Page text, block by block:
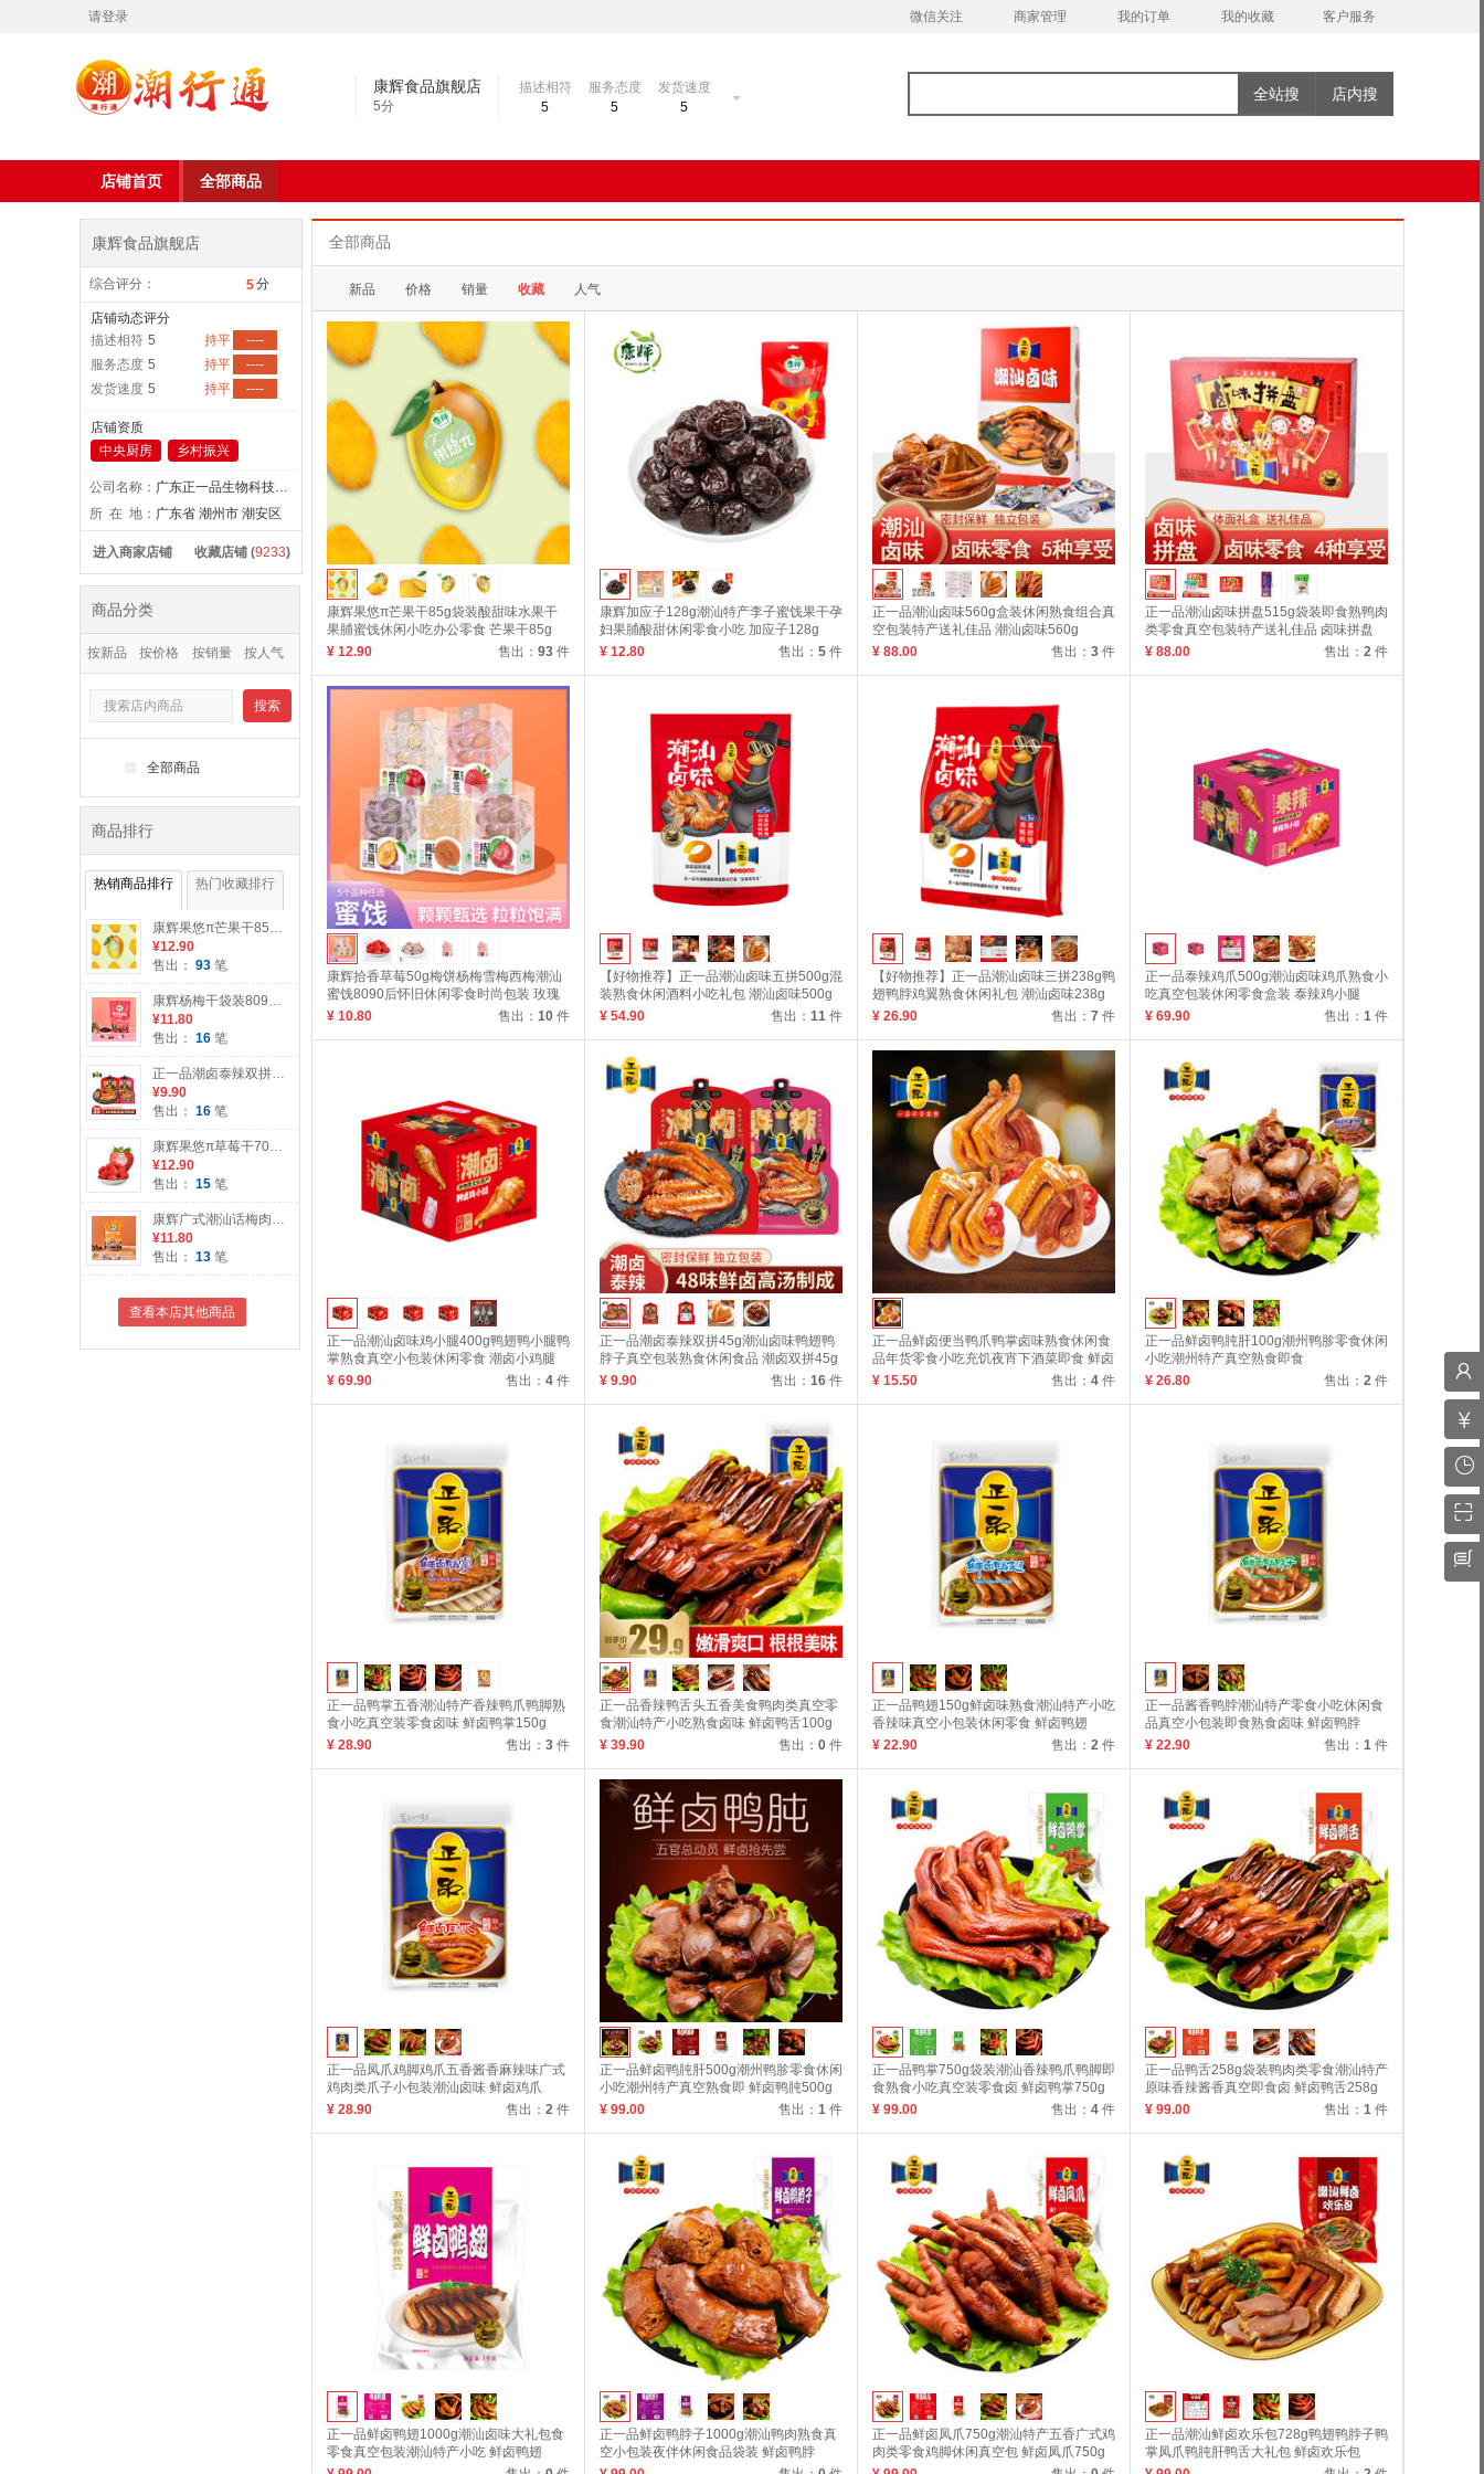
请登录 微信关注 商家管理 我的订单 我的收藏 客户服务
康辉食品旗舰店
5分
描述相符
5
服务态度
5
发货速度
5
全站搜 店内搜
店铺首页 全部商品
全部商品
新品 价格 销量 收藏 人气
康辉果悠π芒果干85g袋装酸甜味水果干
果脯蜜饯休闲小吃办公零食 芒果干85g
¥ 12.90
售出： 93 件
康辉加应子128g潮汕特产李子蜜饯果干孕
妇果脯酸甜休闲零食小吃 加应子128g
¥ 12.80
售出： 5 件
正一品潮汕卤味560g盒装休闲熟食组合真
空包装特产送礼佳品 潮汕卤味560g
¥ 88.00
售出： 3 件
正一品潮汕卤味拼盘515g袋装即食熟鸭肉
类零食真空包装特产送礼佳品 卤味拼盘
515g
¥ 88.00 售出： 2 件
康辉拾香草莓50g梅饼杨梅雪梅西梅潮汕
蜜饯8090后怀旧休闲零食时尚包装 玫瑰
杨梅75g*1盒
¥ 10.80 售出： 10 件
【好物推荐】正一品潮汕卤味五拼500g混
装熟食休闲酒料小吃礼包 潮汕卤味500g
¥ 54.90
售出： 11 件
【好物推荐】正一品潮汕卤味三拼238g鸭
翅鸭脖鸡翼熟食休闲礼包 潮汕卤味238g
¥ 26.90
售出： 7 件
正一品泰辣鸡爪500g潮汕卤味鸡爪熟食小
吃真空包装休闲零食盒装 泰辣鸡小腿
20g*20
¥ 69.90 售出： 1 件
正一品潮汕卤味鸡小腿400g鸭翅鸭小腿鸭
掌熟食真空小包装休闲零食 潮卤小鸡腿
20g*20
¥ 69.90 售出： 4 件
正一品潮卤泰辣双拼45g潮汕卤味鸭翅鸭
脖子真空包装熟食休闲食品 潮卤双拼45g
¥ 9.90
售出： 16 件
正一品鲜卤便当鸭爪鸭掌卤味熟食休闲食
品年货零食小吃充饥夜宵下酒菜即食 鲜卤
便当70g
¥ 15.50 售出： 4 件
正一品鲜卤鸭肫肝100g潮州鸭胗零食休闲
小吃潮州特产真空熟食即食
¥ 26.80
售出： 2 件
正一品鸭掌五香潮汕特产香辣鸭爪鸭脚熟
食小吃真空装零食卤味 鲜卤鸭掌150g
¥ 28.90
售出： 3 件
正一品香辣鸭舌头五香美食鸭肉类真空零
食潮汕特产小吃熟食卤味 鲜卤鸭舌100g
¥ 39.90
售出： 0 件
正一品鸭翅150g鲜卤味熟食潮汕特产小吃
香辣味真空小包装休闲零食 鲜卤鸭翅
150g
¥ 22.90 售出： 2 件
正一品酱香鸭脖潮汕特产零食小吃休闲食
品真空小包装即食熟食卤味 鲜卤鸭脖
120g
¥ 22.90 售出： 1 件
正一品凤爪鸡脚鸡爪五香酱香麻辣味广式
鸡肉类爪子小包装潮汕卤味 鲜卤鸡爪
150g
¥ 28.90 售出： 2 件
正一品鲜卤鸭肫肝500g潮州鸭胗零食休闲
小吃潮州特产真空熟食即 鲜卤鸭肫500g
¥ 99.00
售出： 1 件
正一品鸭掌750g袋装潮汕香辣鸭爪鸭脚即
食熟食小吃真空装零食卤 鲜卤鸭掌750g
¥ 99.00
售出： 4 件
正一品鸭舌258g袋装鸭肉类零食潮汕特产
原味香辣酱香真空即食卤 鲜卤鸭舌258g
¥ 99.00
售出： 1 件
正一品鲜卤鸭翅1000g潮汕卤味大礼包食
零食真空包装潮汕特产小吃 鲜卤鸭翅
1000g
正一品鲜卤鸭脖子1000g潮汕鸭肉熟食真
空小包装夜伴休闲食品袋装 鲜卤鸭脖
1000g
正一品鲜卤凤爪750g潮汕特产五香广式鸡
肉类零食鸡脚休闲真空包 鲜卤凤爪750g
正一品潮汕鲜卤欢乐包728g鸭翅鸭脖子鸭
掌凤爪鸭肫肝鸭舌大礼包 鲜卤欢乐包
728g
康辉食品旗舰店
综合评分： 5分
店铺动态评分
描述相符 5 持平
----
服务态度 5 持平
----
发货速度 5 持平 ----
店铺资质
中央厨房
乡村振兴
公司名称：
广东正一品生物科技股份有限公司
所 在 地： 广东省 潮州市 潮安区
进入商家店铺 收藏店铺 (9233)
商品分类
按新品 按价格 按销量 按人气
搜索
全部商品
商品排行
热销商品排行 热门收藏排行
康辉果悠π芒果干85g袋装酸甜味水果干果脯蜜饯休闲小吃办公零食 芒果干85g
¥12.90
售出： 93 笔
康辉杨梅干袋装8090后怀旧零食广式潮汕特产果干果脯酸甜蜜饯孕妇
¥11.80
售出： 16 笔
正一品潮卤泰辣双拼45g潮汕卤味鸭翅鸭脖子真空包装熟食休闲食品 潮卤双拼45g
¥9.90
售出： 16 笔
康辉果悠π草莓干70g袋装蜜饯水果干草莓肉果脯办公室休闲小零食 草莓干70g
¥12.90
售出： 15 笔
康辉广式潮汕话梅肉65g袋装酸甜味特产独立小包装做菜果干脯蜜饯 话梅65g
¥11.80
售出： 13 笔
查看本店其他商品